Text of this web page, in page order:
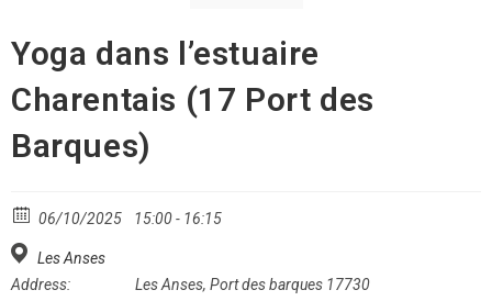
Yoga dans l’estuaire
Charentais (17 Port des
Barques)
06/10/2025 15:00 - 16:15
Les Anses
Address:
Les Anses, Port des barques 17730